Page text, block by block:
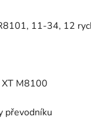
11-34, 12
M8100
převodníku